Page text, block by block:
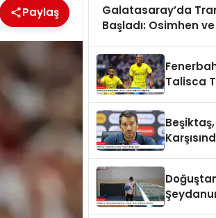
Paylaş
Galatasaray’da
Başladı: Osimhen
Talisca